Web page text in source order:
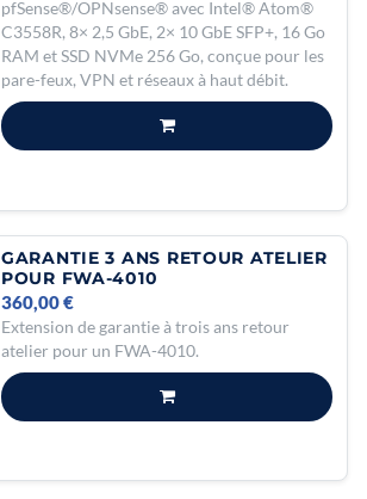
pfSense®/OPNsense® avec Intel® Atom®
C3558R, 8× 2,5 GbE, 2× 10 GbE SFP+, 16 Go
RAM et SSD NVMe 256 Go, conçue pour les
pare-feux, VPN et réseaux à haut débit.
GARANTIE 3 ANS RETOUR ATELIER
POUR FWA-4010
Extension de garantie à trois ans retour
atelier pour un FWA-4010.
360,00€